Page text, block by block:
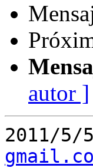
autor ]
2011/5/